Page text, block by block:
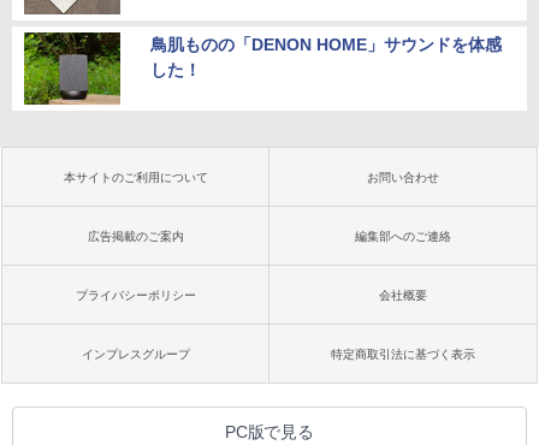
鳥肌ものの「DENON HOME」サウンドを体感
した！
本サイトのご利用について お問い合わせ
広告掲載のご案内 編集部へのご連絡
プライバシーポリシー 会社概要
インプレスグループ 特定商取引法に基づく表示
PC版で見る